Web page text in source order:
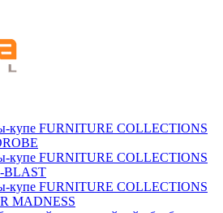
купе FURNITURE COLLECTIONS
купе FURNITURE COLLECTIONS
BLAST
купе FURNITURE COLLECTIONS
MADNESS